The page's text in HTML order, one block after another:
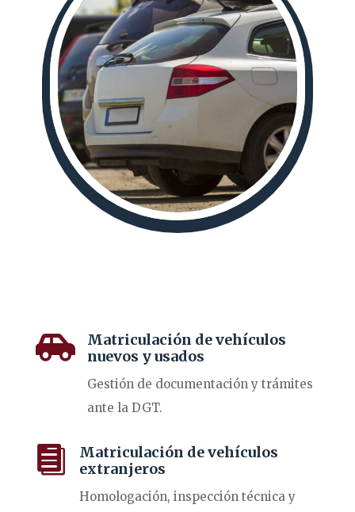

Matriculación de vehículos
nuevos y usados
Gestión de documentación y trámites
ante la DGT.

Matriculación de vehículos
extranjeros
Homologación, inspección técnica y